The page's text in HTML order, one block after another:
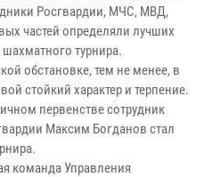
Росгвардии, МЧС, МВД,
частей определяли лучших
турнира.
обстановке, тем не менее, в
стойкий характер и терпение.
первенстве сотрудник
Максим Богданов стал
команда Управления